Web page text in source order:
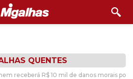
QUENTES
receberá R$ 10 mil de danos morais por